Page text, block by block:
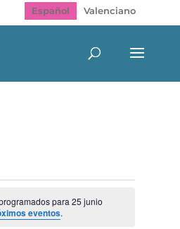
Español Valenciano
para 25 junio
eventos.